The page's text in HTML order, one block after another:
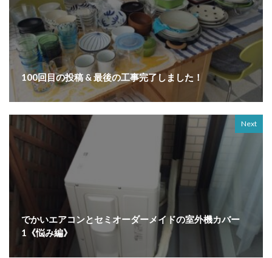
100回目の投稿 & 最後の工事完了しました！
Next
でかいエアコンとセミオーダーメイドの室外機カバー
1《悩み編》